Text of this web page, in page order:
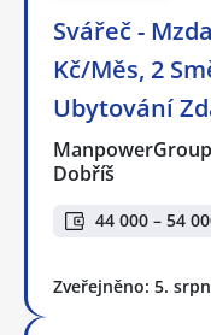
Svářeč -
Kč/Měs, 2
Ubytování
Dobříš
44 000 – 54
Zveřejněno: 5.